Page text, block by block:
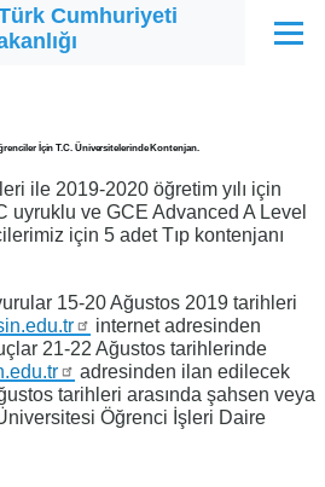
Cumhuriyeti
Menü
İçin T.C. Üniversitelerinde Kontenjan.
ile 2019-2020 öğretim yılı için
uyruklu ve GCE Advanced A Level
için 5 adet Tıp kontenjanı
15-20 Ağustos 2019 tarihleri
internet adresinden
21-22 Ağustos tarihlerinde
adresinden ilan edilecek
tarihleri arasında şahsen veya
Öğrenci İşleri Daire